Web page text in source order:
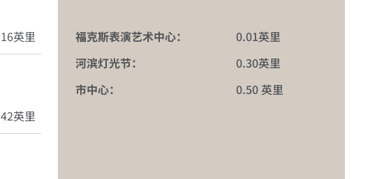
16英里
42英里
福克斯表演艺术中心：
0.01英里
河滨灯光节：
0.30英里
市中心：
0.50 英里